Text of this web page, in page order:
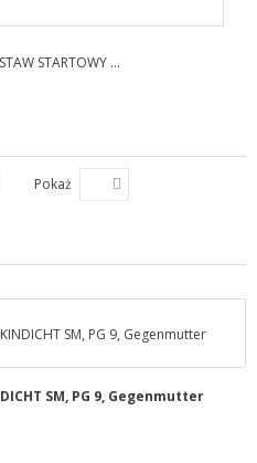
STARTOWY ...
Pokaż
SM, PG 9, Gegenmutter